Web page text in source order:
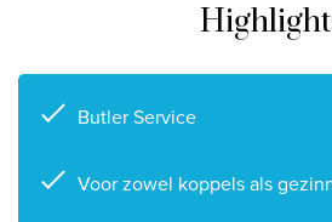
Butler Service
Voor zowel koppels als